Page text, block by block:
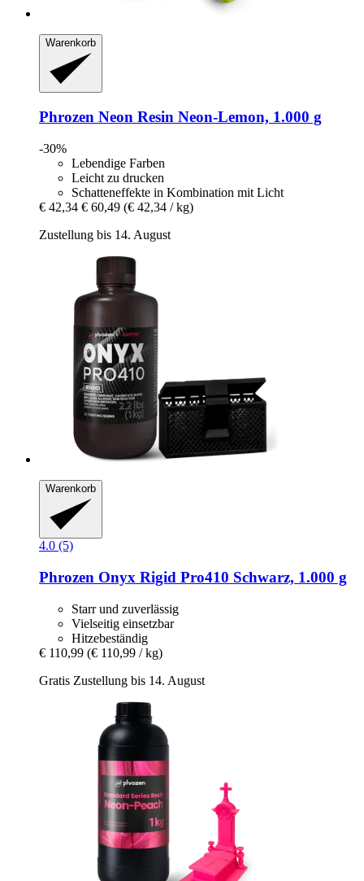
Warenkorb
Phrozen Neon Resin Neon-​Lemon, 1.000 g
-30%
Lebendige Farben
Leicht zu drucken
Schatteneffekte in Kombination mit Licht
€ 42,34 € 60,49 (€ 42,34 / kg)
Zustellung bis 14. August
Warenkorb
4.0 (5)
Phrozen Onyx Rigid Pro410 Schwarz, 1.000 g
Starr und zuverlässig
Vielseitig einsetzbar
Hitzebeständig
€ 110,99 (€ 110,99 / kg)
Gratis Zustellung bis 14. August